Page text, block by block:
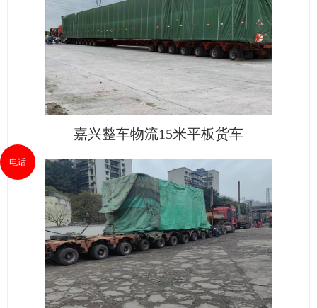
嘉兴整车物流15米平板货车
电话